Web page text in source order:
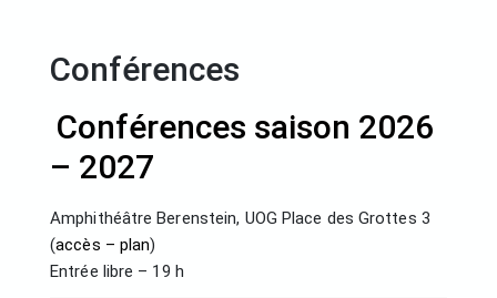
Conférences
Conférences saison 2026
– 2027
Amphithéâtre Berenstein, UOG Place des Grottes 3
(accès – plan)
Entrée libre – 19 h